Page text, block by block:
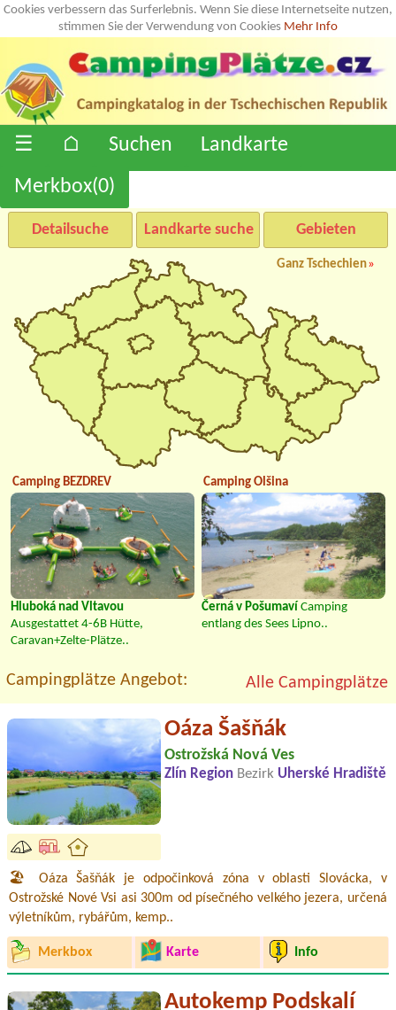
Cookies verbessern das Surferlebnis. Wenn Sie diese Internetseite nutzen,
stimmen Sie der Verwendung von Cookies Mehr Info
☰ ⌂ Suchen
Landkarte
Merkbox(0)
Detailsuche Landkarte suche Gebieten
Ganz Tschechien»
Camping BEZDREV
Hluboká nad Vltavou
Ausgestattet 4-6B Hütte,
Caravan+Zelte-Plätze..
Camping Olšina
Černá v Pošumaví Camping
entlang des Sees Lipno..
Campingplätze Angebot: Alle Campingplätze
Oáza Šašňák
Ostrožská Nová Ves
Zlín Region Bezirk Uherské Hradiště
🏖️ Oáza Šašňák je odpočinková zóna v oblasti Slovácka, v
Ostrožské Nové Vsi asi 300m od písečného velkého jezera, určená
výletníkům, rybářům, kemp..
Merkbox Karte Info
Autokemp Podskalí